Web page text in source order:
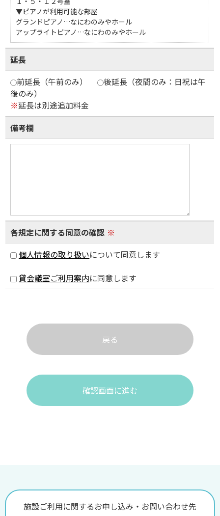
▼ピアノが利用可能な部屋
グランドピアノ…なにわのみやホール
アップライトピアノ…なにわのみやホール
延長
前延長（午前のみ）
後延長（夜間のみ：日祝は午
後のみ）
※延長は別途追加料金
備考欄
各規定に関する同意の確認 ※
個人情報の取り扱いについて同意します
貸会議室ご利用案内に同意します
戻る
確認画面に進む
施設ご利用に関するお申し込み・お問い合わせ先